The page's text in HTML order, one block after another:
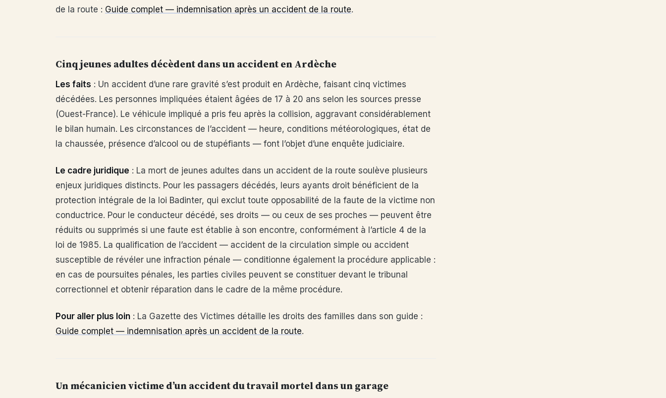
de la route : Guide complet — indemnisation après un accident de la route.
Cinq jeunes adultes décèdent dans un accident en Ardèche
Les faits : Un accident d’une rare gravité s’est produit en Ardèche, faisant cinq victimes
décédées. Les personnes impliquées étaient âgées de 17 à 20 ans selon les sources presse
(Ouest-France). Le véhicule impliqué a pris feu après la collision, aggravant considérablement
le bilan humain. Les circonstances de l’accident — heure, conditions météorologiques, état de
la chaussée, présence d’alcool ou de stupéfiants — font l’objet d’une enquête judiciaire.
Le cadre juridique : La mort de jeunes adultes dans un accident de la route soulève plusieurs
enjeux juridiques distincts. Pour les passagers décédés, leurs ayants droit bénéficient de la
protection intégrale de la loi Badinter, qui exclut toute opposabilité de la faute de la victime non
conductrice. Pour le conducteur décédé, ses droits — ou ceux de ses proches — peuvent être
réduits ou supprimés si une faute est établie à son encontre, conformément à l’article 4 de la
loi de 1985. La qualification de l’accident — accident de la circulation simple ou accident
susceptible de révéler une infraction pénale — conditionne également la procédure applicable :
en cas de poursuites pénales, les parties civiles peuvent se constituer devant le tribunal
correctionnel et obtenir réparation dans le cadre de la même procédure.
Pour aller plus loin : La Gazette des Victimes détaille les droits des familles dans son guide :
Guide complet — indemnisation après un accident de la route.
Un mécanicien victime d’un accident du travail mortel dans un garage